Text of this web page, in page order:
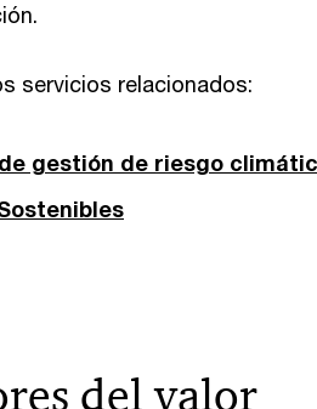
servicios relacionados:
gestión de riesgo
del valor